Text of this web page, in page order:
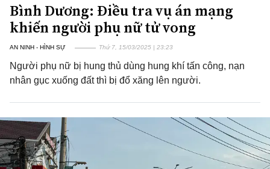
Bình Dương: Điều tra vụ án mạng
khiến người phụ nữ tử vong
AN NINH - HÌNH SỰ Thứ 7, 15/03/2025 | 23:23
Người phụ nữ bị hung thủ dùng hung khí tấn công, nạn
nhân gục xuống đất thì bị đổ xăng lên người.